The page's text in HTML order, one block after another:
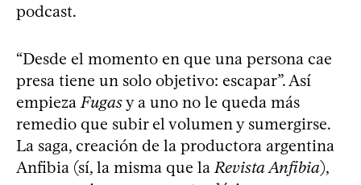
podcast.
“Desde el momento en que una persona cae
presa tiene un solo objetivo: escapar”. Así
empieza Fugasy a uno no le queda más
remedio que subir el volumen y sumergirse.
La saga, creación de la productora argentina
Anfibia (sí, la misma que la Revista Anfibia),